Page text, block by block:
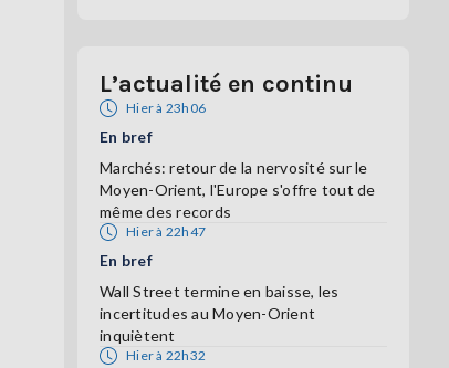
L’actualité en continu
Hier à 23h06
En bref
Marchés: retour de la nervosité sur le
Moyen-Orient, l'Europe s'offre tout de
même des records
Hier à 22h47
En bref
Wall Street termine en baisse, les
incertitudes au Moyen-Orient
inquiètent
Hier à 22h32